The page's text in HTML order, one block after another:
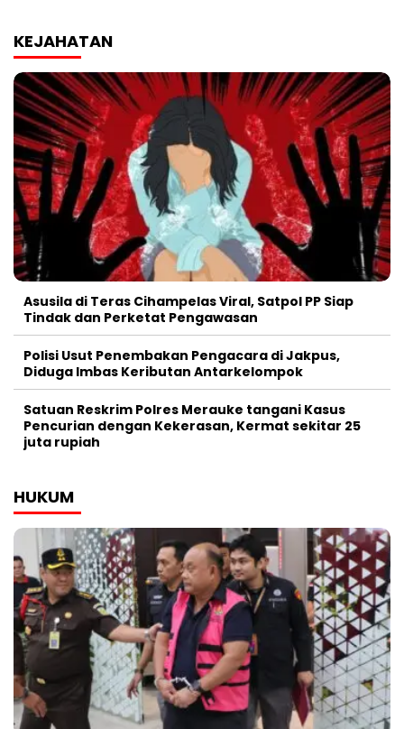
KEJAHATAN
Asusila di Teras Cihampelas Viral, Satpol PP Siap
Tindak dan Perketat Pengawasan
Polisi Usut Penembakan Pengacara di Jakpus,
Diduga Imbas Keributan Antarkelompok
Satuan Reskrim Polres Merauke tangani Kasus
Pencurian dengan Kekerasan, Kermat sekitar 25
juta rupiah
HUKUM